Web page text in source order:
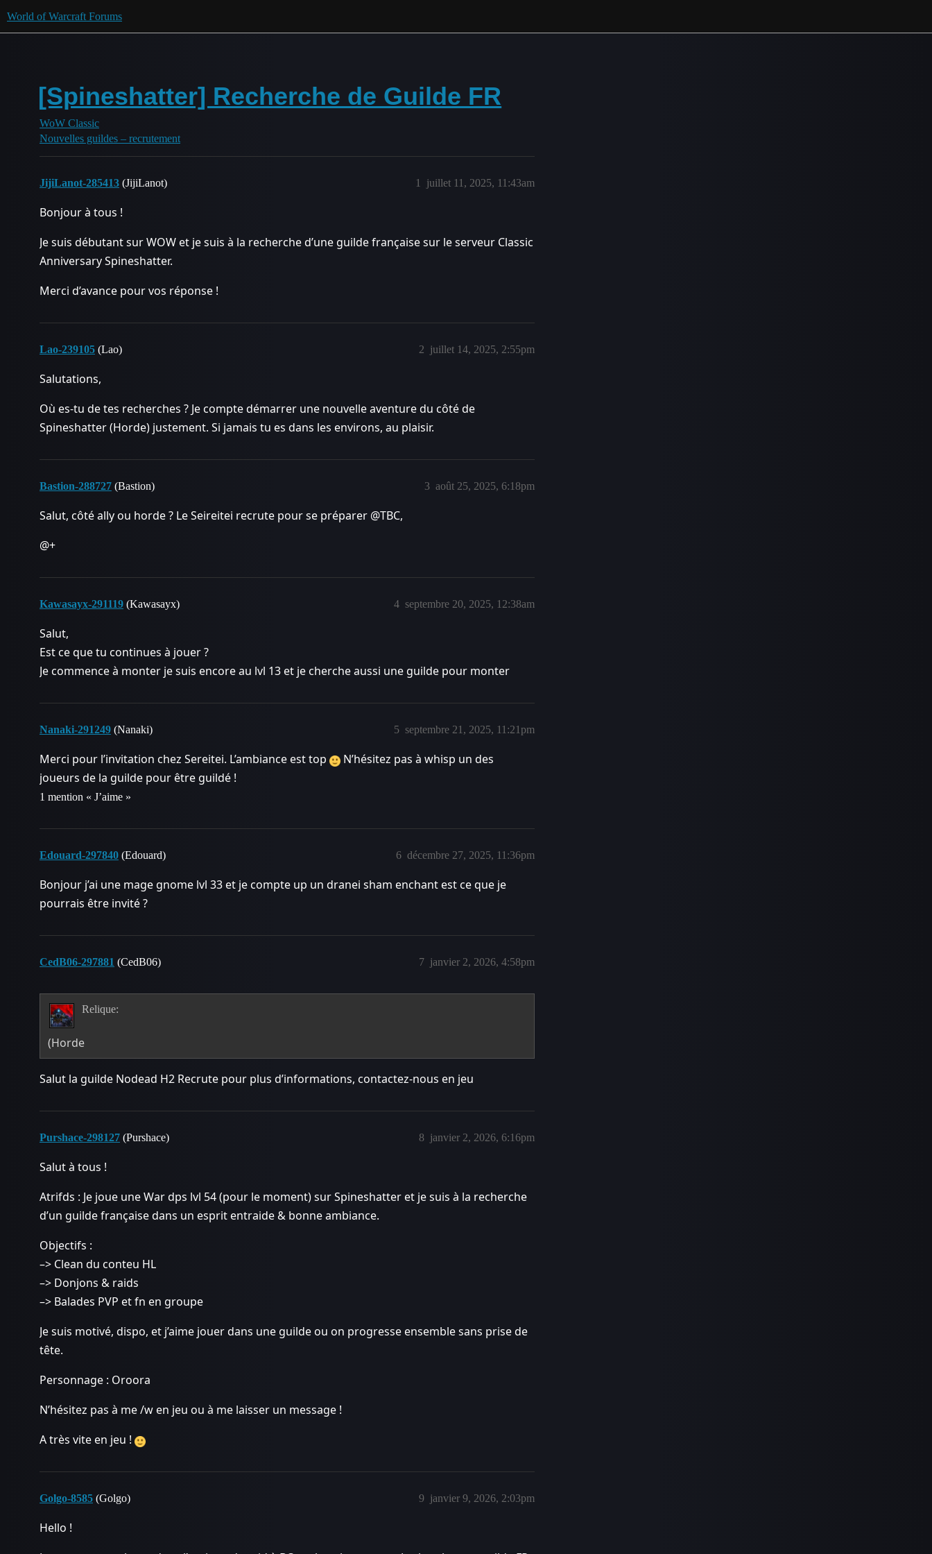
World of Warcraft Forums
[Spineshatter] Recherche de Guilde FR
WoW Classic
Nouvelles guildes – recrutement
JijiLanot-285413 (JijiLanot) juillet 11, 2025, 11:43am
1
Bonjour à tous !
Je suis débutant sur WOW et je suis à la recherche d’une guilde française sur le serveur Classic
Anniversary Spineshatter.
Merci d’avance pour vos réponse !
Lao-239105 (Lao) juillet 14, 2025, 2:55pm
2
Salutations,
Où es-tu de tes recherches ? Je compte démarrer une nouvelle aventure du côté de
Spineshatter (Horde) justement. Si jamais tu es dans les environs, au plaisir.
Bastion-288727 (Bastion) août 25, 2025, 6:18pm
3
Salut, côté ally ou horde ? Le Seireitei recrute pour se préparer @TBC,
@+
Kawasayx-291119 (Kawasayx) septembre 20, 2025, 12:38am
4
Salut,
Est ce que tu continues à jouer ?
Je commence à monter je suis encore au lvl 13 et je cherche aussi une guilde pour monter
Nanaki-291249 (Nanaki) septembre 21, 2025, 11:21pm
5
Merci pour l’invitation chez Sereitei. L’ambiance est top
N’hésitez pas à whisp un des
joueurs de la guilde pour être guildé !
1 mention « J’aime »
Edouard-297840 (Edouard) décembre 27, 2025, 11:36pm
6
Bonjour j’ai une mage gnome lvl 33 et je compte up un dranei sham enchant est ce que je
pourrais être invité ?
CedB06-297881 (CedB06) janvier 2, 2026, 4:58pm
7
Relique:
(Horde
Salut la guilde Nodead H2 Recrute pour plus d’informations, contactez-nous en jeu
Purshace-298127 (Purshace) janvier 2, 2026, 6:16pm
8
Salut à tous !
Atrifds : Je joue une War dps lvl 54 (pour le moment) sur Spineshatter et je suis à la recherche
d’un guilde française dans un esprit entraide & bonne ambiance.
Objectifs :
–> Clean du conteu HL
–> Donjons & raids
–> Balades PVP et fn en groupe
Je suis motivé, dispo, et j’aime jouer dans une guilde ou on progresse ensemble sans prise de
tête.
Personnage : Oroora
N’hésitez pas à me /w en jeu ou à me laisser un message !
A très vite en jeu !
Golgo-8585 (Golgo) janvier 9, 2026, 2:03pm
9
Hello !